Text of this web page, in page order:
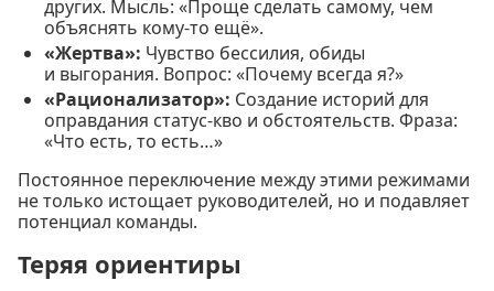
других. Мысль: «Проще сделать самому, чем
объяснять кому-то ещё».
«Жертва»: Чувство бессилия, обиды
и выгорания. Вопрос: «Почему всегда я?»
«Рационализатор»: Создание историй для
оправдания статус-кво и обстоятельств. Фраза:
«Что есть, то есть…»
Постоянное переключение между этими режимами
не только истощает руководителей, но и подавляет
потенциал команды.
Теряя ориентиры